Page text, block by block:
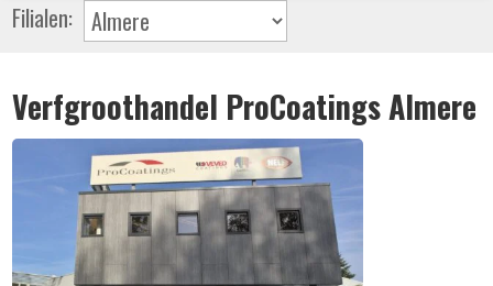
Filialen:
Verfgroothandel ProCoatings Almere